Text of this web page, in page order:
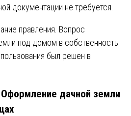
документации не требуется.
правления. Вопрос
под домом в собственность
был решен в
дачной земли